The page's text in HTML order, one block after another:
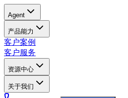
Agent
产品能力
客户案例
客户服务
资源中心
关于我们